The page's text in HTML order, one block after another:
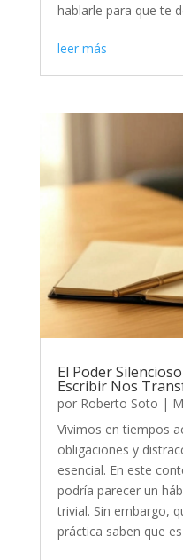
hablarle para que te
leer más
El Poder
Escribir Nos
por Roberto Soto |
Vivimos en tiempos
obligaciones y
esencial. En este
podría parecer un
trivial. Sin embargo,
práctica saben que